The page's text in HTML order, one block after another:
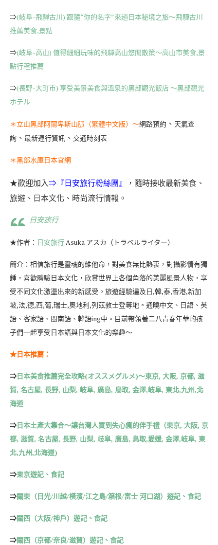
⇒(岐阜-飛騨古川) 跟隨”你的名字”來趟日本秘境之旅～飛驒古川
推薦美食,景點
⇒(岐阜-高山) 值得細細玩味的飛驒高山悠閒散策～高山市美食,景
點行程推薦
⇒(長野-大町市) 享受美景美食與溫泉的黑部觀光飯店 ～黑部観光
ホテル
＊立山黑部阿爾卑斯山脈（繁體中文版） ～網路預約 、 天氣查
詢 、 最新運行資訊 、 交通時刻表
＊黑部水庫日本官網
★歡迎加入⇒『日安旅行粉絲團』
，隨時接收最新美食、
旅遊、日本文化、時尚流行情報。
日安旅行
★作者： 日安旅行Asuka アスカ（トラベルライター）
簡介：相信旅行是靈魂的維他命，對美食無比熱衷，對攝影情有獨
鍾，喜歡體驗日本文化，欣賞世界上各個角落的美麗風景人物，享
受不同文化激盪出來的新感受。旅遊經驗遍及日,韓,泰,香港,新加
坡,法,德,西,葡,瑞士,奧地利,列茲敦士登等地。通曉中文、日語、英
語、客家語、閩南語、韓語ing中。目前帶領著二八青春年華的孩
子們一起享受日本語與日本文化的樂趣～
★日本推薦：
⇒日本美食推薦完全攻略(オススメグルメ)～東京, 大阪, 京都, 滋
賀, 名古屋, 長野, 山梨, 岐阜, 廣島, 鳥取, 金澤,岐阜, 東北,九州,北
海道
⇒日本土產大集合～讓台灣人買到失心瘋的伴手禮（東京, 大阪, 京
都, 滋賀, 名古屋, 長野, 山梨, 岐阜, 廣島, 鳥取,愛媛, 金澤,岐阜, 東
北,九州,北海道)
⇒東京遊記、食記
⇒關東（日光/川越/橫濱/江之島/箱根/富士 河口湖）遊記、食記
⇒關西（大阪/神戶）遊記、食記
⇒關西（京都/奈良/滋賀）遊記、食記